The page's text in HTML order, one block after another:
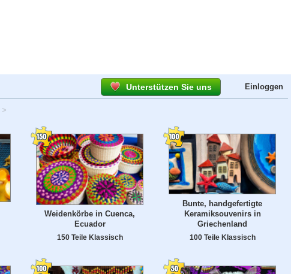
Unterstützen Sie uns Einloggen
>
Weidenkörbe in Cuenca,
Ecuador
150 Teile Klassisch
Bunte, handgefertigte
Keramiksouvenirs in
Griechenland
100 Teile Klassisch